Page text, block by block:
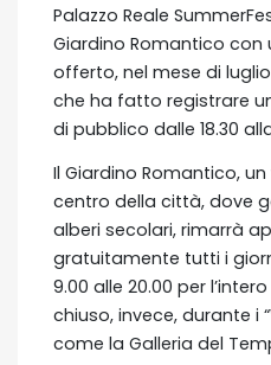
Palazzo Reale
Giardino Romantico con
offerto, nel mese di
che ha fatto registrare
di pubblico dalle 18.30
Il Giardino Romantico,
centro della città, dove
alberi secolari, rimarrà
gratuitamente tutti i
9.00 alle 20.00 per
chiuso, invece, durante i
come la Galleria del